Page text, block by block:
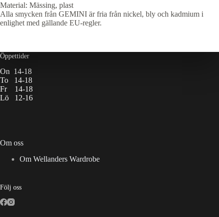
Material: Mässing, plast
Alla smycken från GEMINI är fria från nickel, bly och kadmium i
enlighet med gällande EU-regler.
Öppettider
On 14-18
To 14-18
Fr 14-18
Lö 12-16
Om oss
Om Wellanders Wardrobe
Följ oss